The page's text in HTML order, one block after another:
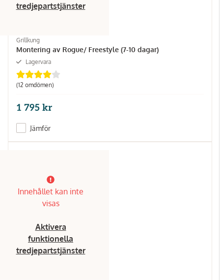
tredjepartstjänster
Grillkung
Montering av Rogue/ Freestyle (7-10 dagar)
Lagervara
(12 omdömen)
1 795 kr
Jämför
Innehållet kan inte
visas
Aktivera
funktionella
tredjepartstjänster